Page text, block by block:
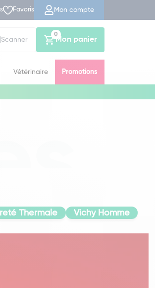
Favoris Mon compte
Scanner
Mon panier
0
Vétérinaire Promotions
Thermale Vichy Homme